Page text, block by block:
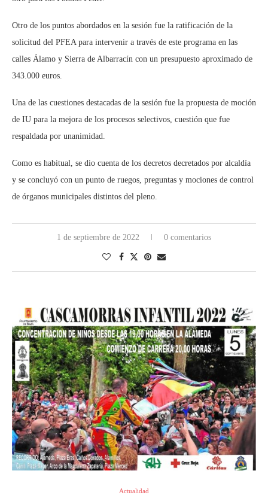
Otro de los puntos abordados en la sesión fue la ratificación de la
solicitud del PFEA para intervenir a través de este programa en las
calles Álamo y Sierra de Albarracín con un presupuesto aproximado de
343.000 euros.
Una de las cuestiones destacadas de la sesión fue la propuesta de moción
de IU para la mejora de los procesos selectivos, cuestión que fue
respaldada por unanimidad.
Como es habitual, se dio cuenta de los decretos decretados por alcaldía
y se concluyó con un punto de ruegos, preguntas y mociones de control
de órganos municipales distintos del pleno.
1 de septiembre de 2022 0 comentarios
Actualidad